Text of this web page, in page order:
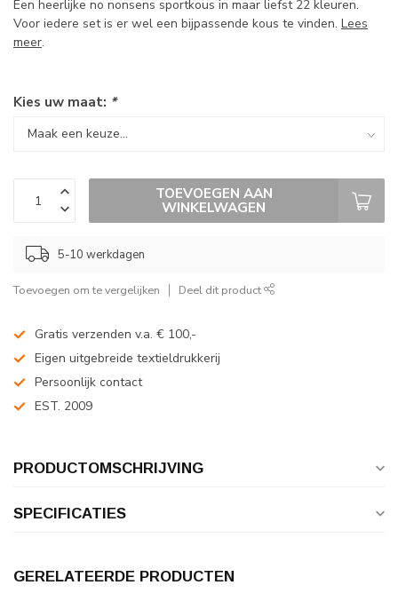
Een heerlijke no nonsens sportkous in maar liefst 22 kleuren.
Voor iedere set is er wel een bijpassende kous te vinden. Lees
meer.
Kies uw maat: *
TOEVOEGEN AAN
WINKELWAGEN
5-10 werkdagen
Toevoegen om te vergelijken Deel dit product
Gratis verzenden v.a. € 100,-
Eigen uitgebreide textieldrukkerij
Persoonlijk contact
EST. 2009
PRODUCTOMSCHRIJVING
SPECIFICATIES
GERELATEERDE PRODUCTEN